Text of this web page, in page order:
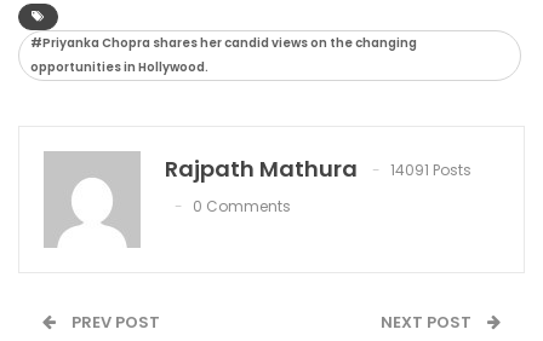
#Priyanka Chopra shares her candid views on the changing
opportunities in Hollywood.
Rajpath Mathura
14091 Posts
0 Comments
PREV POST NEXT POST